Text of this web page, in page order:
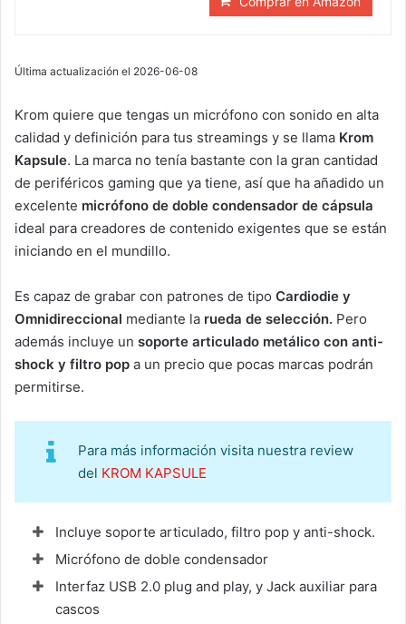
Última actualización el 2026-06-08
Krom quiere que tengas un micrófono con sonido en alta
calidad y definición para tus streamings y se llama Krom
Kapsule. La marca no tenía bastante con la gran cantidad
de periféricos gaming que ya tiene, así que ha añadido un
excelente micrófono de doble condensador de cápsula
ideal para creadores de contenido exigentes que se están
iniciando en el mundillo.
Es capaz de grabar con patrones de tipo Cardiodie y
Omnidireccional mediante la rueda de selección. Pero
además incluye un soporte articulado metálico con anti-
shock y filtro pop a un precio que pocas marcas podrán
permitirse.
Para más información visita nuestra review
del KROM KAPSULE
Incluye soporte articulado, filtro pop y anti-shock.
Micrófono de doble condensador
Interfaz USB 2.0 plug and play, y Jack auxiliar para
cascos